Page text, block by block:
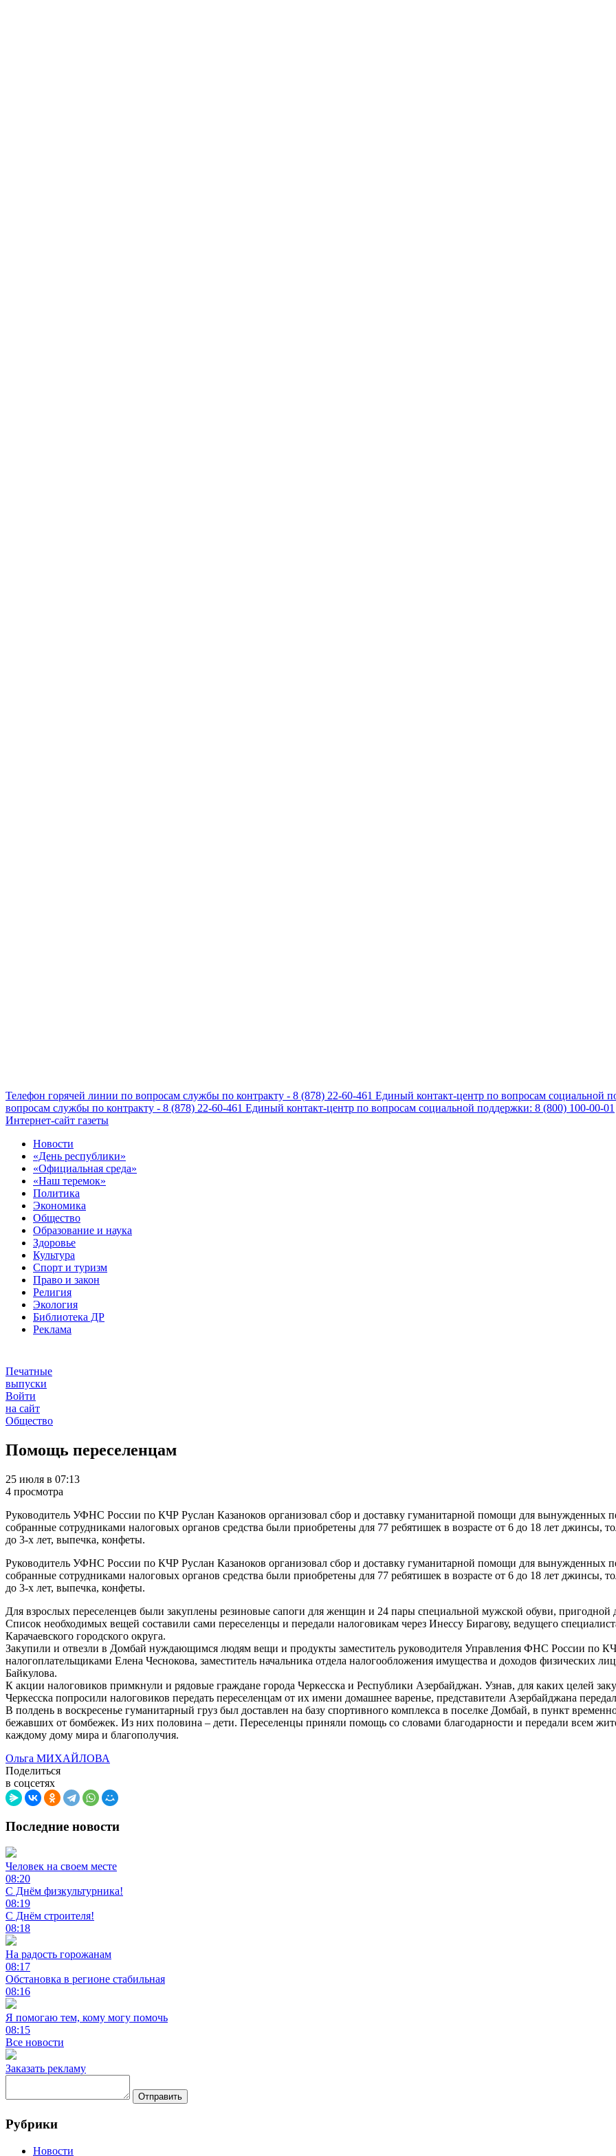
Телефон горячей линии по вопросам службы по контракту - 8 (878) 22-60-461 Единый контакт-центр по вопросам социальной
вопросам службы по контракту - 8 (878) 22-60-461 Единый контакт-центр по вопросам социальной поддержки: 8 (800) 100-00-01
Интернет-сайт газеты
Новости
«День республики»
«Официальная среда»
«Наш теремок»
Политика
Экономика
Общество
Образование и наука
Здоровье
Культура
Спорт и туризм
Право и закон
Религия
Экология
Библиотека ДР
Реклама
Печатные
выпуски
Войти
на сайт
Общество
Помощь переселенцам
25 июля в 07:13
4 просмотра
Руководитель УФНС России по КЧР Руслан Казаноков организовал сбор и доставку гуманитарной помощи для вынужденных
собранные сотрудниками налоговых органов средства были приобретены для 77 ребятишек в возрасте от 6 до 18 лет джинсы,
до 3-х лет, выпечка, конфеты.
Руководитель УФНС России по КЧР Руслан Казаноков организовал сбор и доставку гуманитарной помощи для вынужденных
собранные сотрудниками налоговых органов средства были приобретены для 77 ребятишек в возрасте от 6 до 18 лет джинсы,
до 3-х лет, выпечка, конфеты.
Для взрослых переселенцев были закуплены резиновые сапоги для женщин и 24 пары специальной мужской обуви, пригодной
Список необходимых вещей составили сами переселенцы и передали налоговикам через Инессу Бирагову, ведущего
Карачаевского городского округа.
Закупили и отвезли в Домбай нуждающимся людям вещи и продукты заместитель руководителя Управления ФНС России по
налогоплательщиками Елена Чеснокова, заместитель начальника отдела налогообложения имущества и доходов физических
Байкулова.
К акции налоговиков примкнули и рядовые граждане города Черкесска и Республики Азербайджан. Узнав, для каких целей
Черкесска попросили налоговиков передать переселенцам от их имени домашнее варенье, представители Азербайджана
В полдень в воскресенье гуманитарный груз был доставлен на базу спортивного комплекса в поселке Домбай, в пункт
бежавших от бомбежек. Из них половина – дети. Переселенцы приняли помощь со словами благодарности и передали всем
каждому дому мира и благополучия.
Ольга МИХАЙЛОВА
Поделиться
в соцсетях
Последние новости
Человек на своем месте
08:20
С Днём физкультурника!
08:19
С Днём строителя!
08:18
На радость горожанам
08:17
Обстановка в регионе стабильная
08:16
Я помогаю тем, кому могу помочь
08:15
Все новости
Заказать рекламу
Отправить
Рубрики
Новости